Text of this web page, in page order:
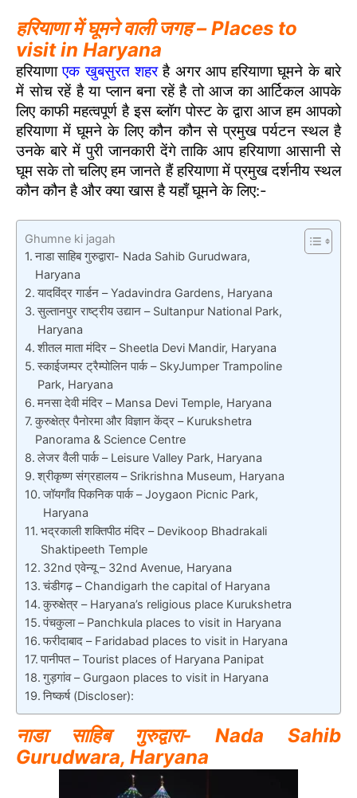
हरियाणा में घूमने वाली जगह – Places to
visit in Haryana
हरियाणाएक खुबसुरत शहरहै अगर आप हरियाणा घूमने के बारे
में सोच रहें है या प्लान बना रहें है तो आज का आर्टिकल आपके
लिए काफी महत्वपूर्ण है इस ब्लॉग पोस्ट के द्वारा आज हम आपको
हरियाणा में घूमने के लिए कौन कौन से प्रमुख पर्यटन स्थल है
उनके बारे में पुरी जानकारी देंगे ताकि आप हरियाणा आसानी से
घूम सके तो चलिए हम जानते हैं हरियाणा में प्रमुख दर्शनीय स्थल
कौन कौन है और क्या खास है यहाँ घूमने के लिए:-
Ghumne ki jagah
नाडा साहिब गुरुद्वारा- Nada Sahib Gurudwara,
Haryana
यादविंद्र गार्डन – Yadavindra Gardens, Haryana
सुल्तानपुर राष्ट्रीय उद्यान – Sultanpur National Park,
Haryana
शीतल माता मंदिर – Sheetla Devi Mandir, Haryana
स्काईजम्पर ट्रैम्पोलिन पार्क – SkyJumper Trampoline
Park, Haryana
मनसा देवी मंदिर – Mansa Devi Temple, Haryana
कुरुक्षेत्र पैनोरमा और विज्ञान केंद्र – Kurukshetra
Panorama & Science Centre
लेजर वैली पार्क – Leisure Valley Park, Haryana
श्रीकृष्ण संग्रहालय – Srikrishna Museum, Haryana
जॉयगाँव पिकनिक पार्क – Joygaon Picnic Park,
Haryana
भद्रकाली शक्तिपीठ मंदिर – Devikoop Bhadrakali
Shaktipeeth Temple
32nd एवेन्यू – 32nd Avenue, Haryana
चंडीगढ़ – Chandigarh the capital of Haryana
कुरुक्षेत्र – Haryana’s religious place Kurukshetra
पंचकुला – Panchkula places to visit in Haryana
फरीदाबाद – Faridabad places to visit in Haryana
पानीपत – Tourist places of Haryana Panipat
गुड़गांव – Gurgaon places to visit in Haryana
निष्कर्ष (Discloser):
नाडा साहिब गुरुद्वारा- Nada Sahib
Gurudwara, Haryana